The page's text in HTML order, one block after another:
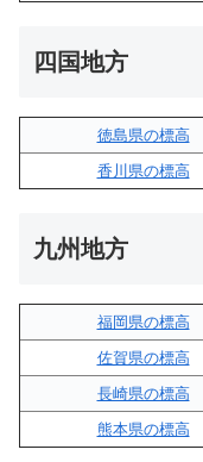
四国地方
徳島県の標高
香川県の標高
九州地方
福岡県の標高
佐賀県の標高
長崎県の標高
熊本県の標高